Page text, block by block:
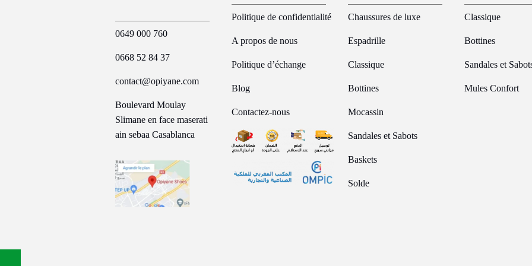
0649 000 760
0668 52 84 37
contact@opiyane.com
Boulevard Moulay
Slimane en face maserati
ain sebaa Casablanca
Politique de confidentialité
A propos de nous
Politique d’échange
Blog
Contactez-nous
Chaussures de luxe
Espadrille
Classique
Bottines
Mocassin
Sandales et Sabots
Baskets
Solde
Classique
Bottines
Sandales et
Mules Confort